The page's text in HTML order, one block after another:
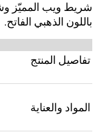
باللون الذهبي الفاتح.
تفاصيل المنتج
المواد والعناية